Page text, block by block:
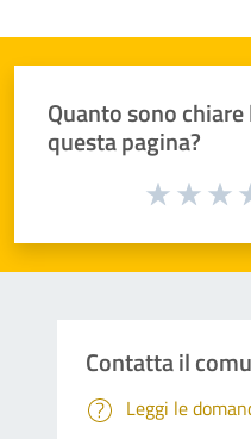
Quanto sono
questa pagina?
Valuta da 1 a 5 stelle la
Contatta il
Leggi le